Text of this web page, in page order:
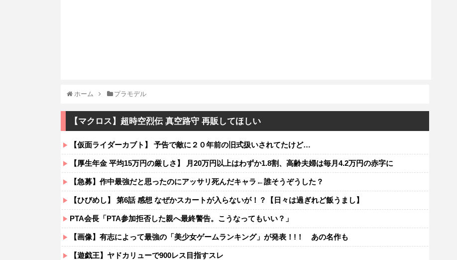
ホーム プラモデル
【マクロス】超時空烈伝 真空路守 再販してほしい
【仮面ライダーカブト】 予告で敵に２０年前の旧式扱いされてたけど…
【厚生年金 平均15万円の厳しさ】 月20万円以上はわずか1.8割、高齢夫婦は毎月4.2万円の赤字に
【急募】作中最強だと思ったのにアッサリ死んだキャラ←誰そうぞうした？
【ひびめし】 第6話 感想 なぜかスカートが入らないが！？【日々は過ぎれど飯うまし】
PTA会長「PTA参加拒否した親へ最終警告。こうなってもいい？」
【画像】有志によって最強の「美少女ゲームランキング」が発表！!！ あの名作も
【遊戯王】ヤドカリューで900レス目指すスレ